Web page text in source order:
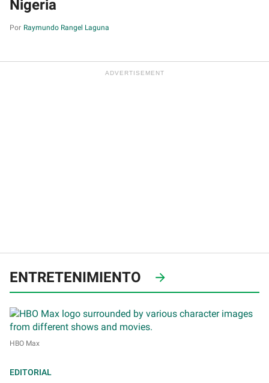
Nigeria
Raymundo Rangel Laguna
ENTRETENIMIENTO
HBO Max
EDITORIAL